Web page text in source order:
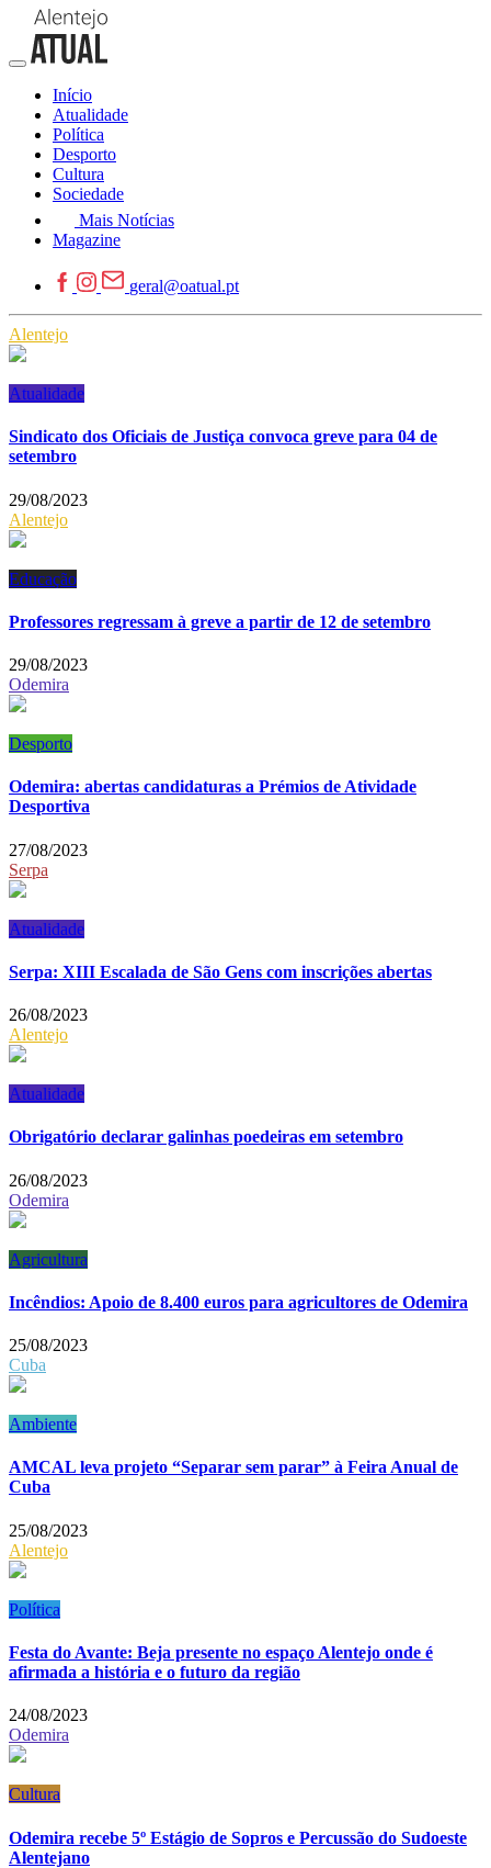
Início
Atualidade
Política
Desporto
Cultura
Sociedade
Mais Notícias
Magazine
geral@oatual.pt
Alentejo
Atualidade
Sindicato dos Oficiais de Justiça convoca greve para 04 de
setembro
29/08/2023
Alentejo
Educação
Professores regressam à greve a partir de 12 de setembro
29/08/2023
Odemira
Desporto
Odemira: abertas candidaturas a Prémios de Atividade
Desportiva
27/08/2023
Serpa
Atualidade
Serpa: XIII Escalada de São Gens com inscrições abertas
26/08/2023
Alentejo
Atualidade
Obrigatório declarar galinhas poedeiras em setembro
26/08/2023
Odemira
Agricultura
Incêndios: Apoio de 8.400 euros para agricultores de Odemira
25/08/2023
Cuba
Ambiente
AMCAL leva projeto “Separar sem parar” à Feira Anual de
Cuba
25/08/2023
Alentejo
Política
Festa do Avante: Beja presente no espaço Alentejo onde é
afirmada a história e o futuro da região
24/08/2023
Odemira
Cultura
Odemira recebe 5º Estágio de Sopros e Percussão do Sudoeste
Alentejano